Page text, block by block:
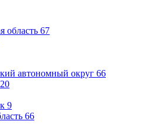
область 67
автономный округ 66
20
9
66